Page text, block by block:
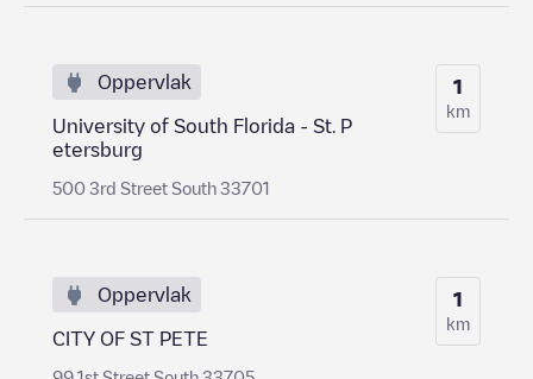
Oppervlak
University of South Florida - St. P
etersburg
500 3rd Street South 33701
1
km
Oppervlak
CITY OF ST PETE
1
km